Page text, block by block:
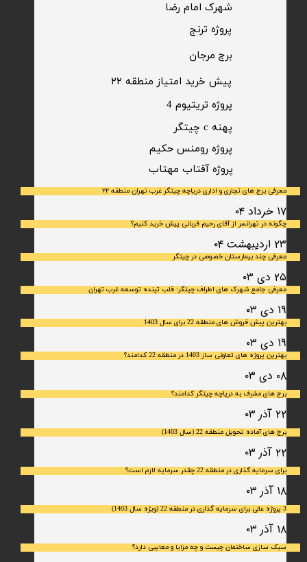
​پروژه ترنج
شهرک امام رضا
برج مرجان
معرفی برج های تجاری و اداری دریاچه چیتگر غرب تهران منطقه ۲۲
۱۷ خرداد ۰۴
چگونه در تهرانسر از آقای رحیم قربانی پیش خرید کنیم؟
۲۳ اردیبهشت ۰۴
معرفی چند بیمارستان خصوصی در چیتگر
۲۵ دی ۰۳
معرفی جامع شهرک‌ های اطراف چیتگر: قلب تپنده توسعه غرب تهران
۱۹ دی ۰۳
بهترین پیش فروش های منطقه 22 برای سال 1403
۱۹ دی ۰۳
بهترین پروژه های تعاونی ساز 1403 در منطقه 22 کدامند؟
۰۸ دی ۰۳
برج های مشرف به دریاچه چیتگر کدامند؟
۲۲ آذر ۰۳
برج های آماده تحویل منطقه 22 (سال 1403)
۲۲ آذر ۰۳
برای سرمایه‌ گذاری در منطقه 22 چقدر سرمایه لازم است؟
۱۸ آذر ۰۳
3 پروژه عالی برای سرمایه گذاری در منطقه 22 (ویژه سال 1403)
۱۸ آذر ۰۳
سبک سازی ساختمان چیست و چه مزایا و معایبی دارد؟
پیش خرید امتیاز منطقه ۲۲​​​​​​​
​پروژه آفتاب مهتاب
پروژه رومنس حکیم
پهنه c چیتگر
پروژه تریتیوم 4